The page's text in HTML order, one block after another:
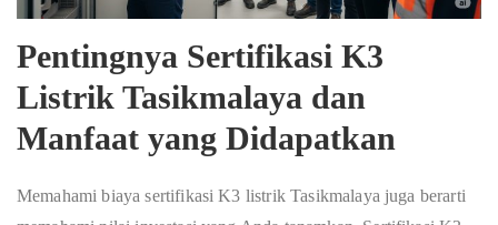
Pentingnya Sertifikasi K3
Listrik Tasikmalaya dan
Manfaat yang Didapatkan
Memahami biaya sertifikasi K3 listrik Tasikmalaya juga berarti